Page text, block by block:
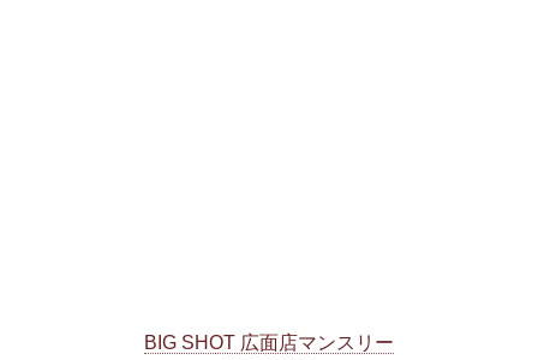
BIG SHOT 広面店マンスリー